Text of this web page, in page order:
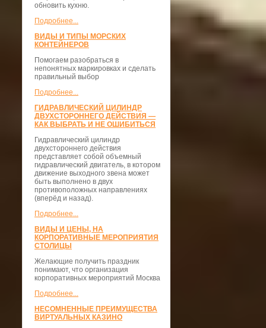
обновить кухню.
Подробнее...
ВИДЫ И ТИПЫ МОРСКИХ
КОНТЕЙНЕРОВ
Помогаем разобраться в
непонятных маркировках и сделать
правильный выбор
Подробнее...
ГИДРАВЛИЧЕСКИЙ ЦИЛИНДР
ДВУХСТОРОННЕГО ДЕЙСТВИЯ —
КАК ВЫБРАТЬ И НЕ ОШИБИТЬСЯ
Гидравлический цилиндр
двухстороннего действия
представляет собой объемный
гидравлический двигатель, в котором
движение выходного звена может
быть выполнено в двух
противоположных направлениях
(вперёд и назад).
Подробнее...
ВИДЫ И ЦЕНЫ, НА
КОРПОРАТИВНЫЕ МЕРОПРИЯТИЯ
СТОЛИЦЫ
Желающие получить праздник
понимают, что организация
корпоративных мероприятий Москва
Подробнее...
НЕСОМНЕННЫЕ ПРЕИМУЩЕСТВА
ВИРТУАЛЬНЫХ КАЗИНО